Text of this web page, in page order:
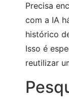
Precisa
com a IA
histórico
Isso é
reutilizar